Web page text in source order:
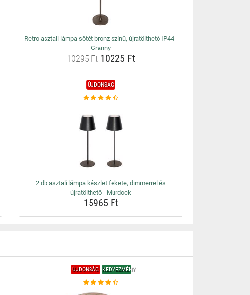
Retro asztali lámpa sötét bronz színű, újratölthető IP44 -
Granny
10295 Ft10225 Ft
ÚJDONSÁG
2 db asztali lámpa készlet fekete, dimmerrel és
újratölthető - Murdock
15965 Ft
ÚJDONSÁG KEDVEZMÉNY